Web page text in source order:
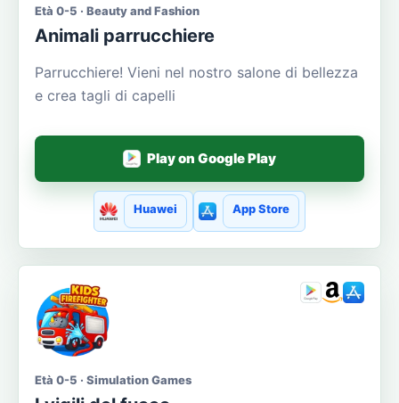
Età 0-5 · Beauty and Fashion
Animali parrucchiere
Parrucchiere! Vieni nel nostro salone di bellezza
e crea tagli di capelli
Play on Google Play
Huawei App Store
Età 0-5 · Simulation Games